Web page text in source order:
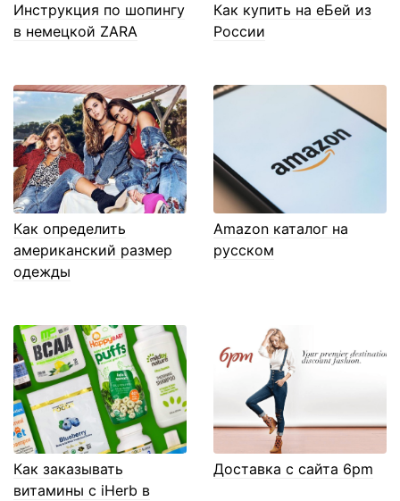
Инструкция по шопингу
в немецкой ZARA
Как купить на еБей из
России
Как определить
американский размер
одежды
Amazon каталог на
русском
Как заказывать
витамины с iHerb в
Доставка с сайта 6pm